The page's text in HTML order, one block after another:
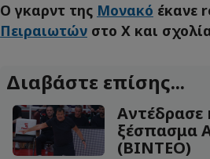
Ο γκαρντ της Μονακό έκανε
Πειραιωτών στο Χ και
Διαβάστε επίσης...
Αντέδρασε
ξέσπασμα
(ΒΙΝΤΕΟ)